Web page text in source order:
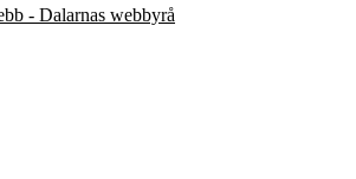
- Dalarnas webbyrå